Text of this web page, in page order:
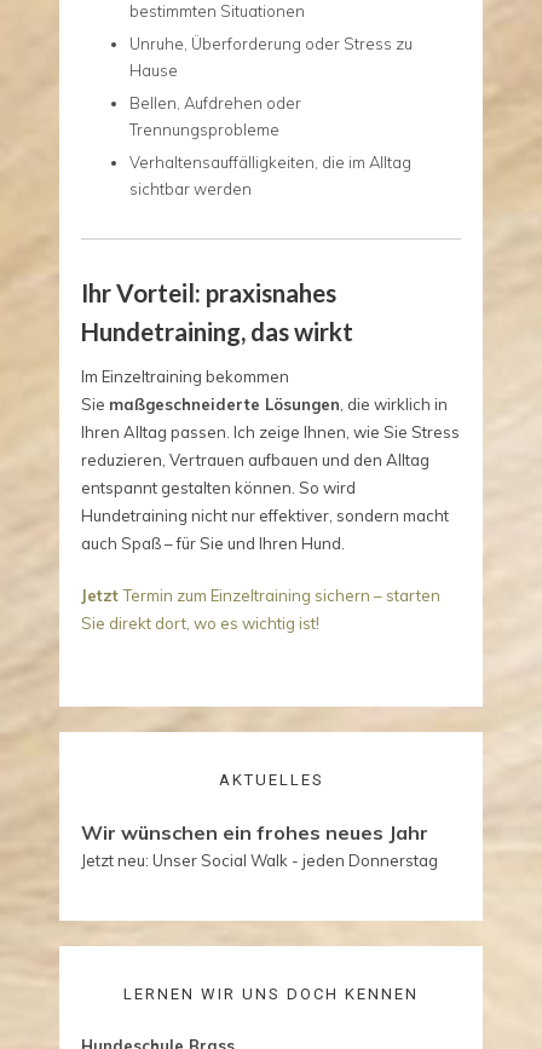
bestimmten Situationen
Unruhe, Überforderung oder Stress zu
Hause
Bellen, Aufdrehen oder
Trennungsprobleme
Verhaltensauffälligkeiten, die im Alltag
sichtbar werden
Ihr Vorteil: praxisnahes
Hundetraining, das wirkt
Im Einzeltraining bekommen
Sie maßgeschneiderte Lösungen, die wirklich in
Ihren Alltag passen. Ich zeige Ihnen, wie Sie Stress
reduzieren, Vertrauen aufbauen und den Alltag
entspannt gestalten können. So wird
Hundetraining nicht nur effektiver, sondern macht
auch Spaß – für Sie und Ihren Hund.
JetztTermin zum Einzeltraining sichern – starten
Sie direkt dort, wo es wichtig ist!
AKTUELLES
Wir wünschen ein frohes neues Jahr
Jetzt neu: Unser Social Walk - jeden Donnerstag
LERNEN WIR UNS DOCH KENNEN
Hundeschule Brass